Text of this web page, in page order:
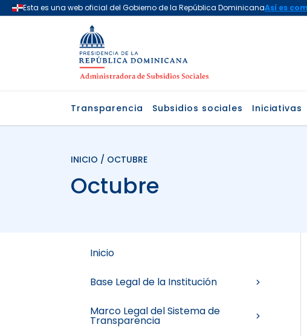
Transparencia Subsidios sociales Iniciativas
INICIO / OCTUBRE
Octubre
Inicio
Base Legal de la Institución
Marco Legal del Sistema de
Transparencia